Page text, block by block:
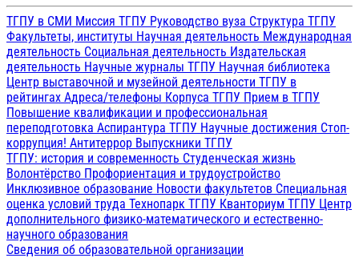
ТГПУ в СМИ Миссия ТГПУ Руководство вуза Структура ТГПУ
Факультеты, институты Научная деятельность Международная
деятельность Социальная деятельность Издательская
деятельность Научные журналы ТГПУ Научная библиотека
Центр выставочной и музейной деятельности ТГПУ в
рейтингах Адреса/телефоны Корпуса ТГПУ Прием в ТГПУ
Повышение квалификации и профессиональная
переподготовка Аспирантура ТГПУ Научные достижения Стоп-
коррупция! Антитеррор Выпускники ТГПУ
ТГПУ: история и современность Студенческая жизнь
Волонтёрство Профориентация и трудоустройство
Инклюзивное образование Новости факультетов Специальная
оценка условий труда Технопарк ТГПУ Кванториум ТГПУ Центр
дополнительного физико-математического и естественно-
научного образования
Сведения об образовательной организации